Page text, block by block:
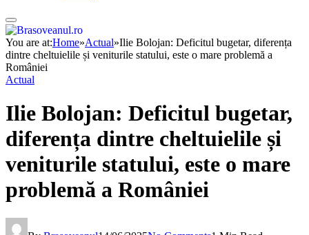
You are at:Home»Actual»Ilie Bolojan: Deficitul bugetar, diferența
dintre cheltuielile și veniturile statului, este o mare problemă a
României
Actual
Ilie Bolojan: Deficitul bugetar,
diferența dintre cheltuielile și
veniturile statului, este o mare
problemă a României